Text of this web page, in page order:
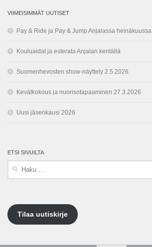
VIIMEISIMMÄT UUTISET
Pay & Ride ja Pay & Jump Anjalassa heinäkuussa
Kouluaidat ja esterata Anjalan kentällä
Suomenhevosten show-näyttely 2.5.2026
Kevätkokous ja nuorisotapaaminen 27.3.2026
Uusi jäsenkausi 2026
ETSI SIVUILTA
Tilaa uutiskirje